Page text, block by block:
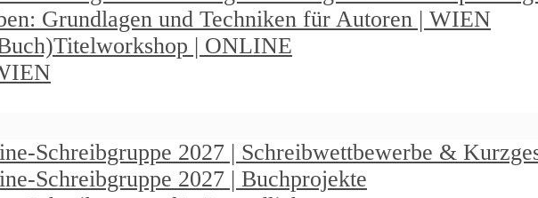
Grundlagen und Techniken für Autoren | WIEN
| ONLINE
Schreibgruppe 2027 | Schreibwettbewerbe &
Schreibgruppe 2027 | Buchprojekte